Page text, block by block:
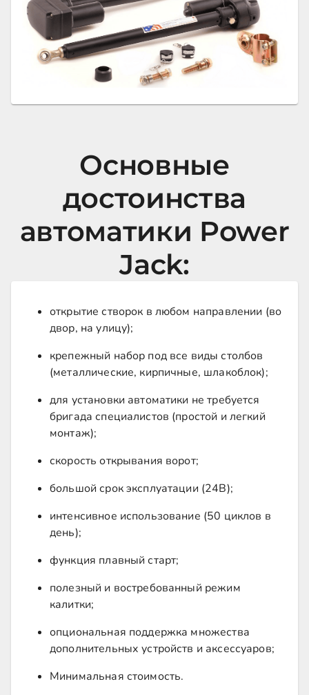
Основные
достоинства
автоматики Power
Jack:
открытие створок в любом направлении (во
двор, на улицу);
крепежный набор под все виды столбов
(металлические, кирпичные, шлакоблок);
для установки автоматики не требуется
бригада специалистов (простой и легкий
монтаж);
скорость открывания ворот;
большой срок эксплуатации (24В);
интенсивное использование (50 циклов в
день);
функция плавный старт;
полезный и востребованный режим
калитки;
опциональная поддержка множества
дополнительных устройств и аксессуаров;
Минимальная стоимость.